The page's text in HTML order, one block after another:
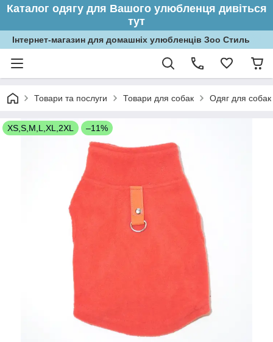
Каталог одягу для Вашого улюбленця дивіться
тут
Інтернет-магазин для домашніх улюбленців Зоо Стиль
Товари та послуги Товари для собак Одяг для собак
XS,S,M,L,XL,2XL –11%